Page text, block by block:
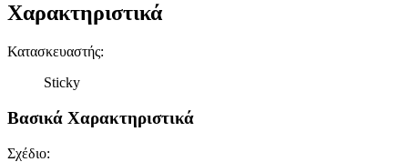
Χαρακτηριστικά
Κατασκευαστής:
Sticky
Βασικά Χαρακτηριστικά
Σχέδιο: